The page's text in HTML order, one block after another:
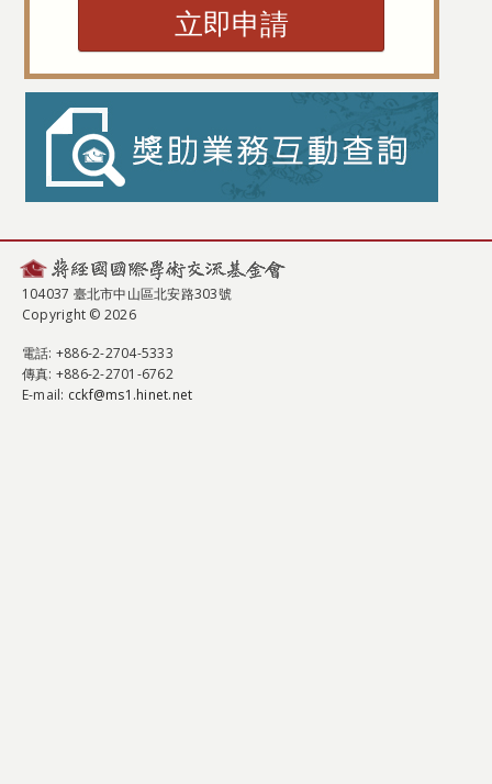
立即申請
104037 臺北市中山區北安路303號
Copyright © 2026
電話: +886-2-2704-5333
傳真: +886-2-2701-6762
E-mail: cckf@ms1.hinet.net